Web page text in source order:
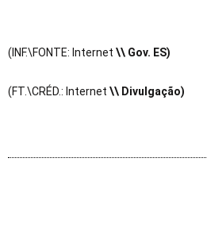
(INF.\FONTE: Internet \\ Gov. ES)
(FT.\CRÉD.: Internet \\ Divulgação)